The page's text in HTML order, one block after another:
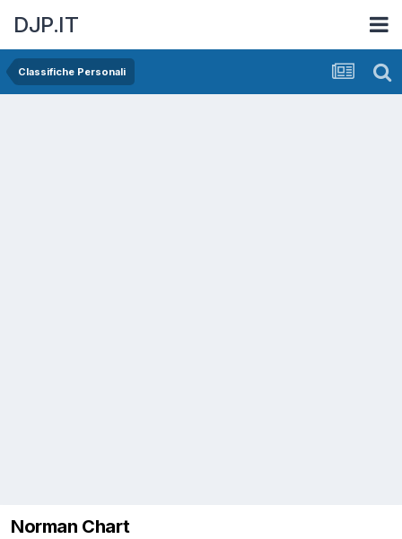
DJP.IT
Classifiche Personali
Norman Chart